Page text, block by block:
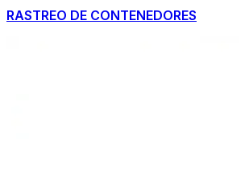
RASTREO DE CONTENEDORES